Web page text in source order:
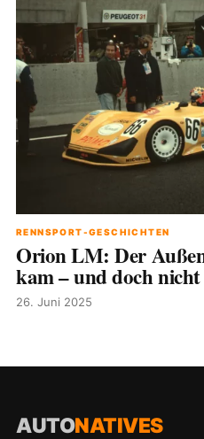
RENNSPORT-GESCHICHTEN
Orion LM: Der
kam – und doch
26. Juni 2025
AUTONATIVES